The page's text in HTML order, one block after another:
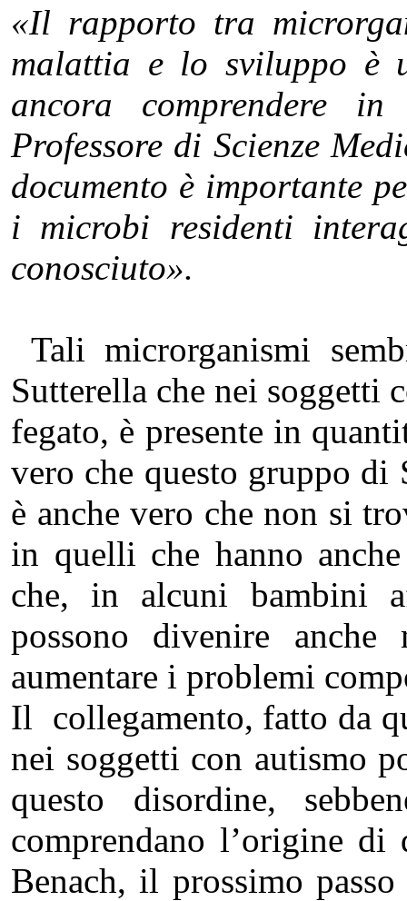
«Il rapporto tra
malattia e lo sviluppo è
ancora comprendere
Professore di Scienze
documento è importante
i microbi residenti
conosciuto».
Tali microrganismi
Sutterella che nei soggetti
fegato, è presente in
vero che questo gruppo di
è anche vero che non si
in quelli che hanno
che, in alcuni bambini
possono divenire
aumentare i problemi
Il collegamento, fatto da
nei soggetti con autismo
questo disordine,
comprendano l’origine di
Benach, il prossimo